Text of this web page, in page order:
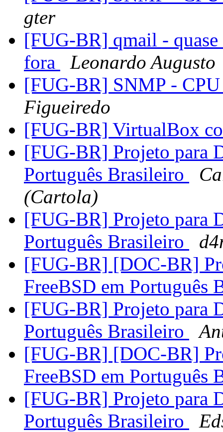
gter
[FUG-BR] qmail -
fora
Leonardo Augusto
[FUG-BR] SNMP -
Figueiredo
[FUG-BR] VirtualBox
[FUG-BR] Projeto para
Português Brasileiro
(Cartola)
[FUG-BR] Projeto para
Português Brasileiro
[FUG-BR] [DOC-BR]
FreeBSD em Português
[FUG-BR] Projeto para
Português Brasileiro
[FUG-BR] [DOC-BR]
FreeBSD em Português
[FUG-BR] Projeto para
Português Brasileiro